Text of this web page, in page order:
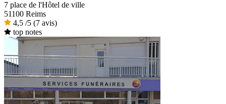
7 place de l'Hôtel de ville
51100 Reims
4,5 /5 (7 avis)
top notes